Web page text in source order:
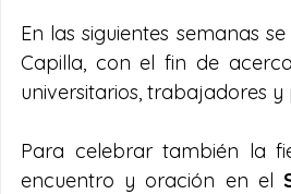
En las siguientes semanas
Capilla, con el fin de
universitarios, trabajadores
Para celebrar también la
encuentro y oración en el